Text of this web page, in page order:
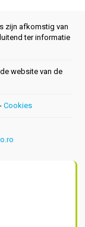
zijn afkomstig van
ter informatie
website van de
- Cookies